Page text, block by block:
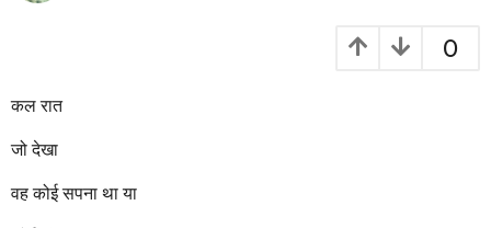
2
y
a
a
0
कल रात
जो देखा
वह कोई सपना था या